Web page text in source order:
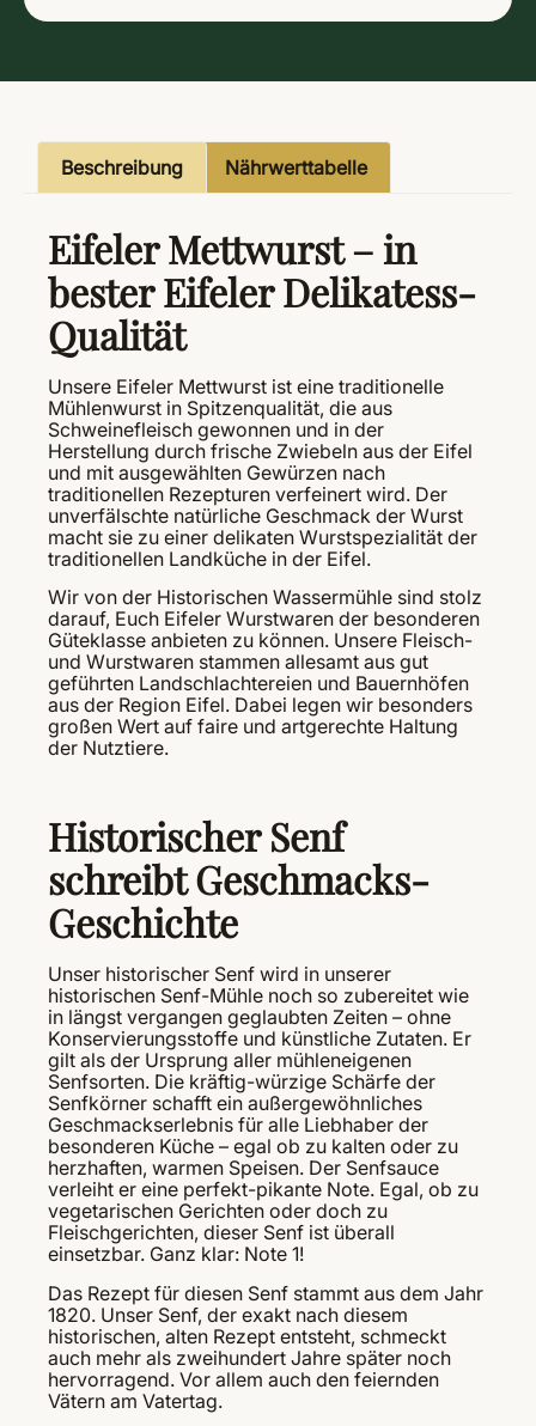
Beschreibung Nährwerttabelle
Eifeler Mettwurst – in
bester Eifeler Delikatess-
Qualität
Unsere Eifeler Mettwurst ist eine traditionelle
Mühlenwurst in Spitzenqualität, die aus
Schweinefleisch gewonnen und in der
Herstellung durch frische Zwiebeln aus der Eifel
und mit ausgewählten Gewürzen nach
traditionellen Rezepturen verfeinert wird. Der
unverfälschte natürliche Geschmack der Wurst
macht sie zu einer delikaten Wurstspezialität der
traditionellen Landküche in der Eifel.
Wir von der Historischen Wassermühle sind stolz
darauf, Euch Eifeler Wurstwaren der besonderen
Güteklasse anbieten zu können. Unsere Fleisch-
und Wurstwaren stammen allesamt aus gut
geführten Landschlachtereien und Bauernhöfen
aus der Region Eifel. Dabei legen wir besonders
großen Wert auf faire und artgerechte Haltung
der Nutztiere.
Historischer Senf
schreibt Geschmacks-
Geschichte
Unser historischer Senf wird in unserer
historischen Senf-Mühle noch so zubereitet wie
in längst vergangen geglaubten Zeiten – ohne
Konservierungsstoffe und künstliche Zutaten. Er
gilt als der Ursprung aller mühleneigenen
Senfsorten. Die kräftig-würzige Schärfe der
Senfkörner schafft ein außergewöhnliches
Geschmackserlebnis für alle Liebhaber der
besonderen Küche – egal ob zu kalten oder zu
herzhaften, warmen Speisen. Der Senfsauce
verleiht er eine perfekt-pikante Note. Egal, ob zu
vegetarischen Gerichten oder doch zu
Fleischgerichten, dieser Senf ist überall
einsetzbar. Ganz klar: Note 1!
Das Rezept für diesen Senf stammt aus dem Jahr
1820. Unser Senf, der exakt nach diesem
historischen, alten Rezept entsteht, schmeckt
auch mehr als zweihundert Jahre später noch
hervorragend. Vor allem auch den feiernden
Vätern am Vatertag.